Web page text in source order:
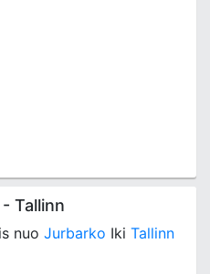
Tallinn
nuo Jurbarko Iki Tallinn